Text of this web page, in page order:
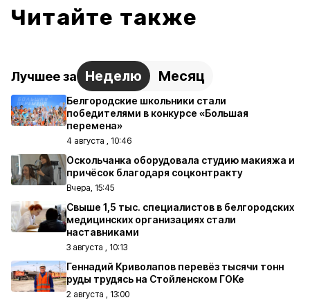
Читайте также
Лучшее за Неделю Месяц
Белгородские школьники стали
победителями в конкурсе «Большая
перемена»
4 августа , 10:46
Оскольчанка оборудовала студию макияжа и
причёсок благодаря соцконтракту
Вчера, 15:45
Свыше 1,5 тыс. специалистов в белгородских
медицинских организациях стали
наставниками
3 августа , 10:13
Геннадий Криволапов перевёз тысячи тонн
руды трудясь на Стойленском ГОКе
2 августа , 13:00